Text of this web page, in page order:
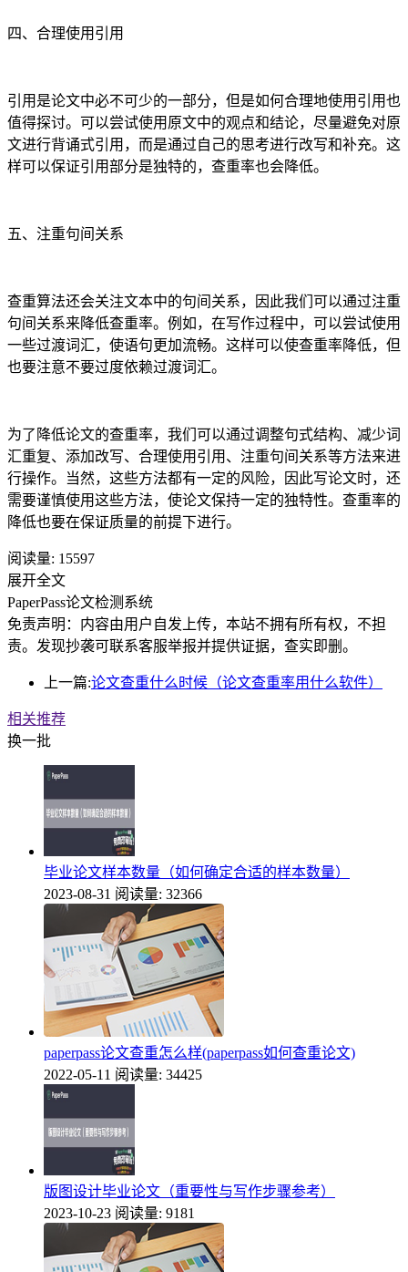
四、合理使用引用
引用是论文中必不可少的一部分，但是如何合理地使用引用也
值得探讨。可以尝试使用原文中的观点和结论，尽量避免对原
文进行背诵式引用，而是通过自己的思考进行改写和补充。这
样可以保证引用部分是独特的，查重率也会降低。
五、注重句间关系
查重算法还会关注文本中的句间关系，因此我们可以通过注重
句间关系来降低查重率。例如，在写作过程中，可以尝试使用
一些过渡词汇，使语句更加流畅。这样可以使查重率降低，但
也要注意不要过度依赖过渡词汇。
为了降低论文的查重率，我们可以通过调整句式结构、减少词
汇重复、添加改写、合理使用引用、注重句间关系等方法来进
行操作。当然，这些方法都有一定的风险，因此写论文时，还
需要谨慎使用这些方法，使论文保持一定的独特性。查重率的
降低也要在保证质量的前提下进行。
阅读量: 15597
展开全文
PaperPass论文检测系统
免责声明：内容由用户自发上传，本站不拥有所有权，不担
责。发现抄袭可联系客服举报并提供证据，查实即删。
上一篇:论文查重什么时候（论文查重率用什么软件）
相关推荐
换一批
毕业论文样本数量（如何确定合适的样本数量）
2023-08-31 阅读量: 32366
paperpass论文查重怎么样(paperpass如何查重论文)
2022-05-11 阅读量: 34425
版图设计毕业论文（重要性与写作步骤参考）
2023-10-23 阅读量: 9181